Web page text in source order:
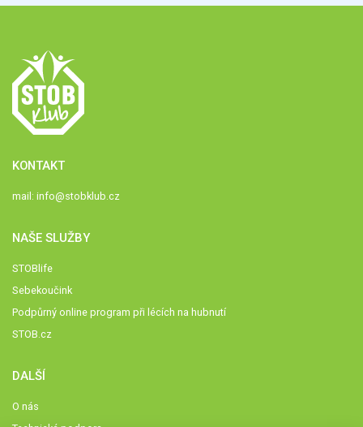
KONTAKT
mail: info@stobklub.cz
NAŠE SLUŽBY
STOBlife
Sebekoučink
Podpůrný online program při lécích na hubnutí
STOB.cz
DALŠÍ
O nás